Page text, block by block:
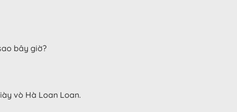
bây giờ?
vò Hà Loan Loan.